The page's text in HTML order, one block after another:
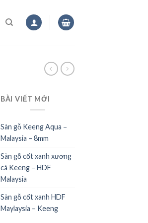
BÀI VIẾT MỚI
Sàn gỗ Keeng Aqua –
Malaysia – 8mm
Sàn gỗ cốt xanh xương
cá Keeng – HDF
Malaysia
Sàn gỗ cốt xanh HDF
Maylaysia – Keeng